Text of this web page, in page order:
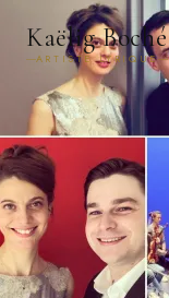
Kaëlig Boché
ARTISTE LYRIQUE